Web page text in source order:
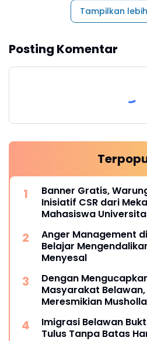
Tampilkan
Posting Komentar
Banner Gratis,
Inisiatif CSR dari
Mahasiswa
Anger Management
Belajar
Menyesal
Dengan
Masyarakat
Meresmikian Musholla
Imigrasi Belawan
Tulus Tanpa Batas